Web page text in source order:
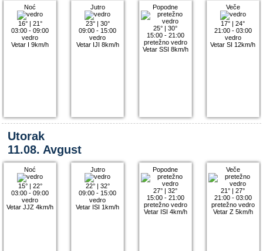
Noć
16°| 21°
03:00 - 09:00
vedro
Vetar I 9km/h
Jutro
23°| 30°
09:00 - 15:00
vedro
Vetar IJI 8km/h
Popodne
25° |30°
15:00 - 21:00
pretežno vedro
Vetar SSI 8km/h
Veče
17° |24°
21:00 - 03:00
vedro
Vetar SI 12km/h
Utorak
11.08. Avgust
Noć
15°| 22°
03:00 - 09:00
vedro
Vetar JJZ 4km/h
Jutro
22°| 32°
09:00 - 15:00
vedro
Vetar ISI 1km/h
Popodne
27° |32°
15:00 - 21:00
pretežno vedro
Vetar ISI 4km/h
Veče
21° |27°
21:00 - 03:00
pretežno vedro
Vetar Z 5km/h